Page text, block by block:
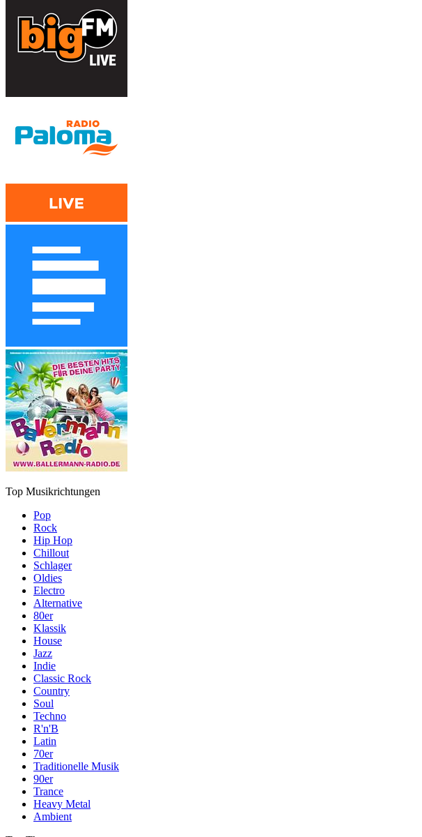
Top Musikrichtungen
Pop
Rock
Hip Hop
Chillout
Schlager
Oldies
Electro
Alternative
80er
Klassik
House
Jazz
Indie
Classic Rock
Country
Soul
Techno
R'n'B
Latin
70er
Traditionelle Musik
90er
Trance
Heavy Metal
Ambient